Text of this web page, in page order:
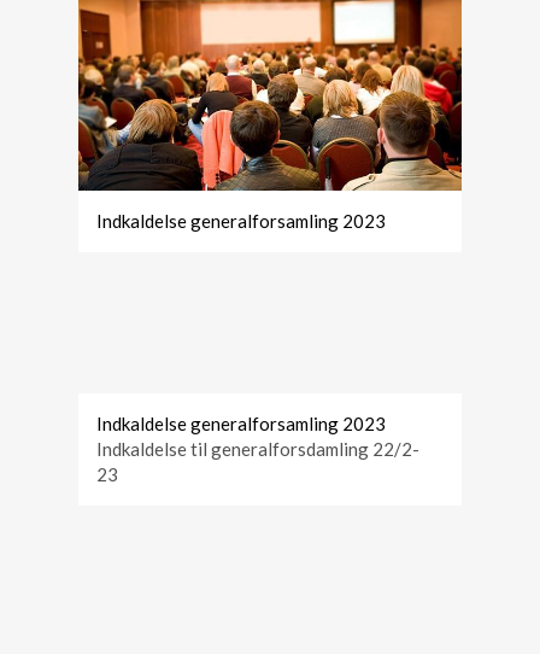
Indkaldelse generalforsamling 2023
Indkaldelse generalforsamling 2023
Indkaldelse til generalforsdamling 22/2-
23